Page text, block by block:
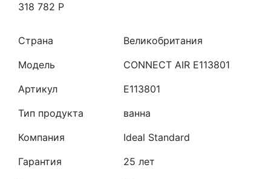
318 782 Р
Страна
Великобритания
Модель
CONNECT AIR E113801
Артикул
E113801
Тип продукта
ванна
Компания
Ideal Standard
Гарантия
25 лет